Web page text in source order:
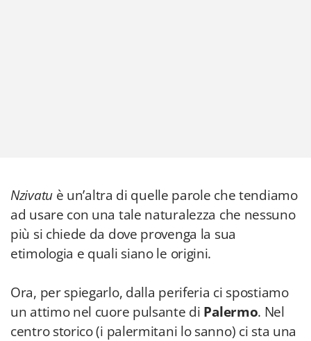
Nzivatu è un’altra di quelle parole che tendiamo
ad usare con una tale naturalezza che nessuno
più si chiede da dove provenga la sua
etimologia e quali siano le origini.
Ora, per spiegarlo, dalla periferia ci spostiamo
un attimo nel cuore pulsante di Palermo. Nel
centro storico (i palermitani lo sanno) ci sta una